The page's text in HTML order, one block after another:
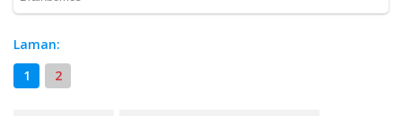
Laman:
1
2